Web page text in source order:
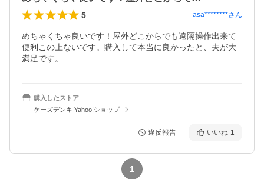
5 asa********さん
めちゃくちゃ良いです！屋外どこからでも遠隔操作出来て
便利この上ないです。購入して本当に良かったと、夫が大
満足です。
購入したストア
ケーズデンキ Yahoo!ショップ
違反報告 いいね 1
1